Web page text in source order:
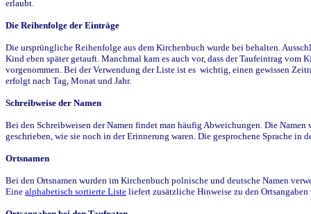
erlaubt.
Die Reihenfolge der Einträge
Die ursprüngliche Reihenfolge aus dem Kirchenbuch wurde bei behalten.
Kind eben später getauft. Manchmal kam es auch vor, dass der Taufeintrag
vorgenommen. Bei der Verwendung der Liste ist es wichtig, einen gewissen
erfolgt nach Tag, Monat und Jahr.
Schreibweise der Namen
Bei den Schreibweisen der Namen findet man häufig Abweichungen. Die
geschrieben, wie sie noch in der Erinnerung waren. Die gesprochene Sprache
Ortsnamen
Bei den Ortsnamen wurden im Kirchenbuch polnische und deutsche Namen
Eine alphabetisch sortierte Liste liefert zusätzliche Hinweise zu den